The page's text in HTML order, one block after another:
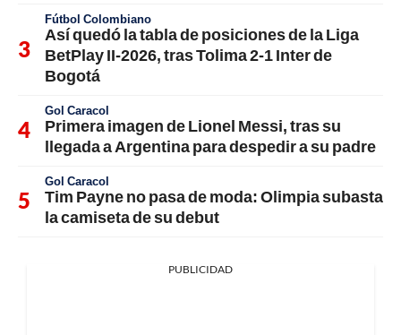
Fútbol Colombiano
Así quedó la tabla de posiciones de la Liga
BetPlay II-2026, tras Tolima 2-1 Inter de
Bogotá
Gol Caracol
Primera imagen de Lionel Messi, tras su
llegada a Argentina para despedir a su padre
Gol Caracol
Tim Payne no pasa de moda: Olimpia subasta
la camiseta de su debut
PUBLICIDAD